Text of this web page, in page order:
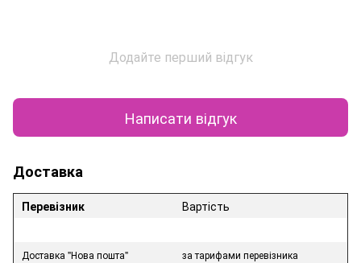
Додайте перший відгук
Написати відгук
Доставка
Перевізник Вартість
Доставка "Нова пошта"
за тарифами перевізника